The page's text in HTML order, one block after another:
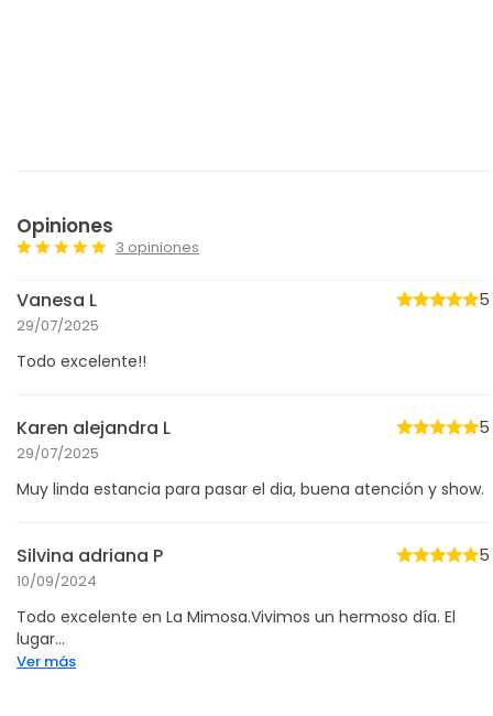
Opiniones
3 opiniones
Vanesa L
29/07/2025
5
Todo excelente!!
Karen alejandra L
29/07/2025
5
Muy linda estancia para pasar el dia, buena atención y show.
Silvina adriana P
10/09/2024
5
Todo excelente en La Mimosa.Vivimos un hermoso día. El
lugar...
Ver más